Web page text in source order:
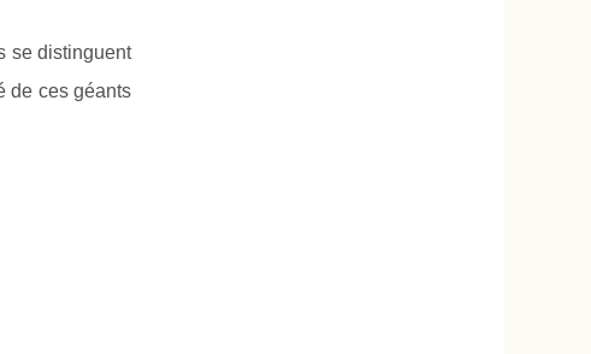
se distinguent
de ces géants